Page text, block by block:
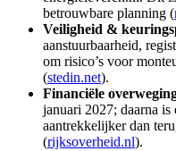
betrouwbare planning (
Veiligheid &
aanstuurbaarheid,
om risico’s voor
(stedin.net).
Financiële
januari 2027; daarna
aantrekkelijker dan
(rijksoverheid.nl).